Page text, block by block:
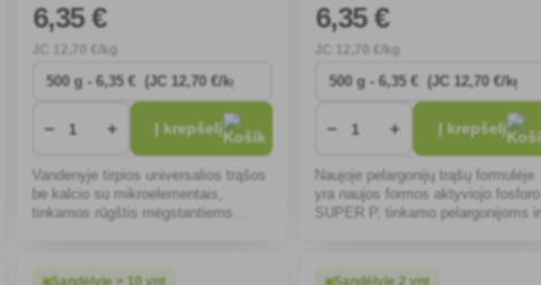
6,35 €
12 ,70 €/kg
− + Į krepšelį
Vandenyje tirpios universalios trąšos
be kalcio su mikroelementais,
tinkamos rūgštis mėgstantiems
6,35 €
12 ,70 €/kg
− + Į krepšelį
Naujoje pelargonijų trąšų formulėje
yra naujos formos aktyviojo fosforo
SUPER P, tinkamo pelargonijoms ir
Sandėlyje > 10 vnt
Sandėlyje 2 vnt